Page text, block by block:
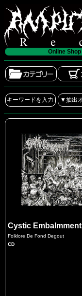
Online Shop
Cystic Embalmment
Folklore De Fond Degout
CD